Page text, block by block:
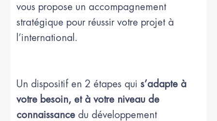
vous propose un accompagnement
stratégique pour réussir votre projet à
l’international.
Un dispositif en 2 étapes quis’adapte à
votre besoin, et à votre niveau de
connaissance du développement